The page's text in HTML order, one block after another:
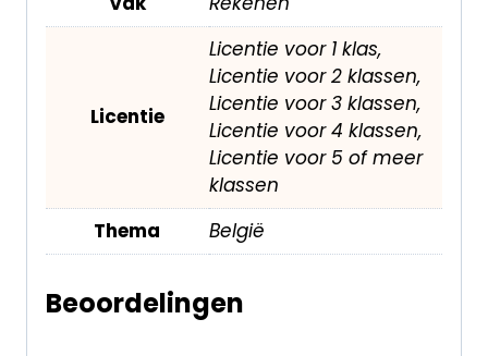
Licentie
Licentie voor 1 klas,
Licentie voor 2 klassen,
Licentie voor 3 klassen,
Licentie voor 4 klassen,
Licentie voor 5 of meer
klassen
Thema
België
Beoordelingen